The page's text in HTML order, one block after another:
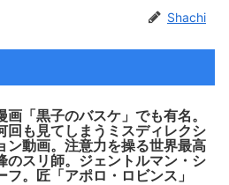
Shachi
画「黒子のバスケ」でも有名。
回も見てしまうミスディレクシ
ン動画。注意力を操る世界最高
のスリ師。ジェントルマン・シ
フ。匠「アポロ・ロビンス」